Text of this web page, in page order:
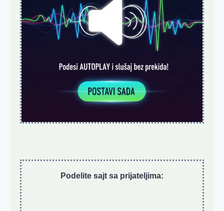
Podelite sajt sa prijateljima: